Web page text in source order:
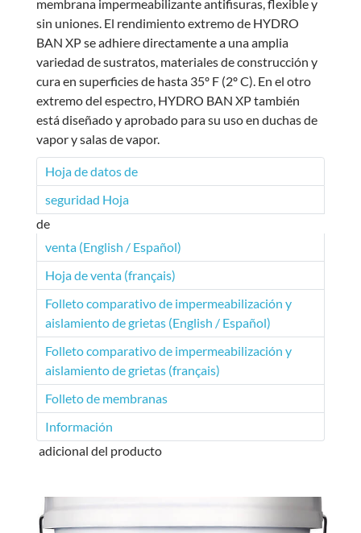
membrana impermeabilizante antifisuras, flexible y
sin uniones. El rendimiento extremo de HYDRO
BAN XP se adhiere directamente a una amplia
variedad de sustratos, materiales de construcción y
cura en superficies de hasta 35º F (2º C). En el otro
extremo del espectro, HYDRO BAN XP también
está diseñado y aprobado para su uso en duchas de
vapor y salas de vapor.
Hoja de datos de
seguridad Hoja
de
venta (English / Español)
Hoja de venta (français)
Folleto comparativo de impermeabilización y
aislamiento de grietas (English / Español)
Folleto comparativo de impermeabilización y
aislamiento de grietas (français)
Folleto de membranas
Información
adicional del producto